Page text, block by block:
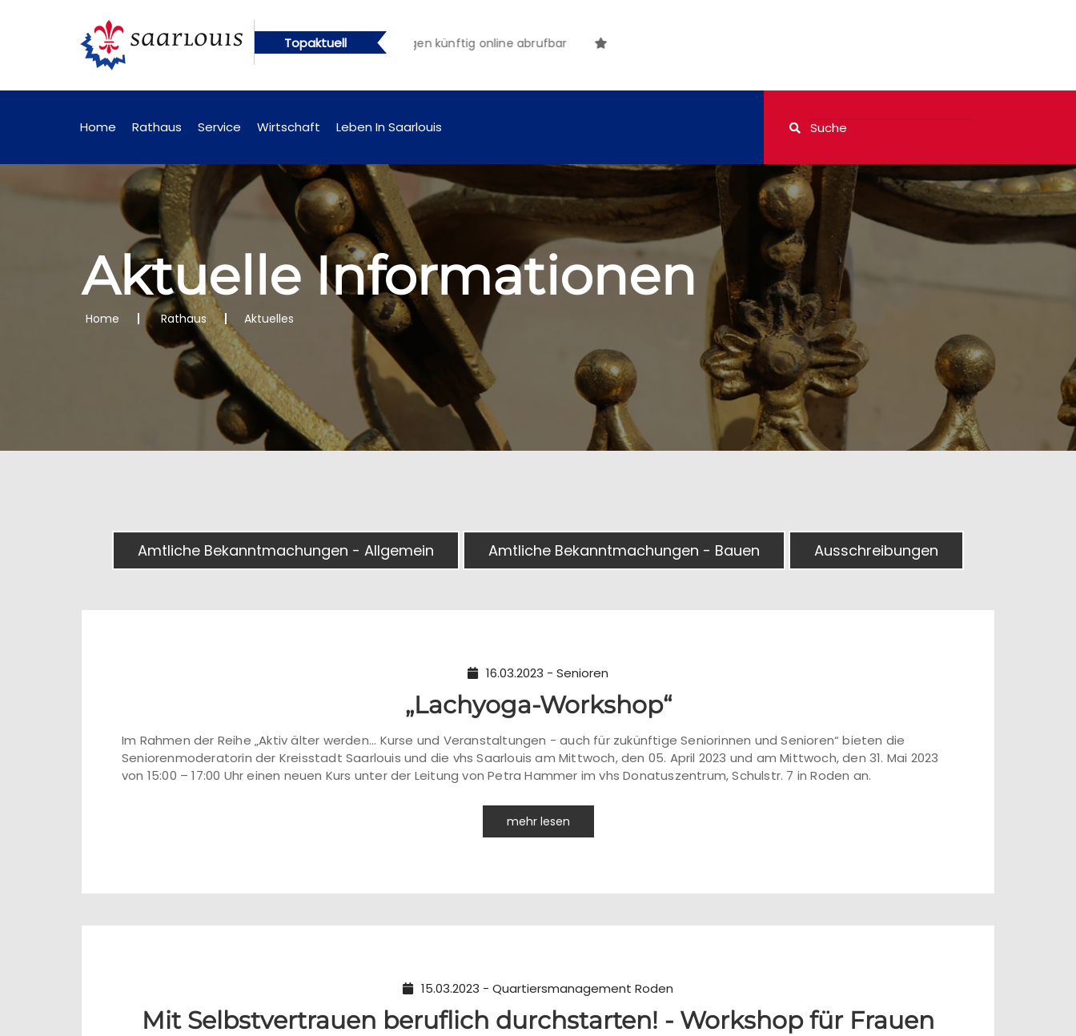
Topaktuell
online abrufbar Öffentliche Bekanntmachungen künftig online abrufbar
Home Rathaus Service Wirtschaft Leben In Saarlouis
Aktuelle Informationen
Home Rathaus Aktuelles
Amtliche Bekanntmachungen - Allgemein Amtliche Bekanntmachungen - Bauen Ausschreibungen
16.03.2023 - Senioren
„Lachyoga-Workshop“
Im Rahmen der Reihe „Aktiv älter werden... Kurse und Veranstaltungen - auch für zukünftige Seniorinnen und Senioren“ bieten die
Seniorenmoderatorin der Kreisstadt Saarlouis und die vhs Saarlouis am Mittwoch, den 05. April 2023 und am Mittwoch, den 31. Mai 2023
von 15:00 – 17:00 Uhr einen neuen Kurs unter der Leitung von Petra Hammer im vhs Donatuszentrum, Schulstr. 7 in Roden an.
mehr lesen
15.03.2023 - Quartiersmanagement Roden
Mit Selbstvertrauen beruflich durchstarten! - Workshop für Frauen